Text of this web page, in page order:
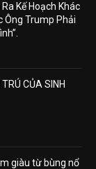
Kế Hoạch Khác
Ông Trump Phải
CỦA SINH
giàu từ bùng nổ